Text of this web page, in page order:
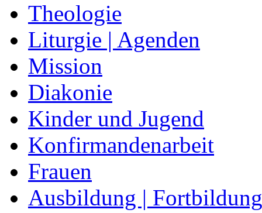
Theologie
Liturgie | Agenden
Mission
Diakonie
Kinder und Jugend
Konfirmandenarbeit
Frauen
Ausbildung | Fortbildung